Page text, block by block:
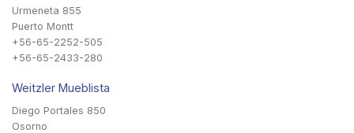
Urmeneta 855
Puerto Montt
+56-65-2252-505
+56-65-2433-280
Weitzler Mueblista
Diego Portales 850
Osorno